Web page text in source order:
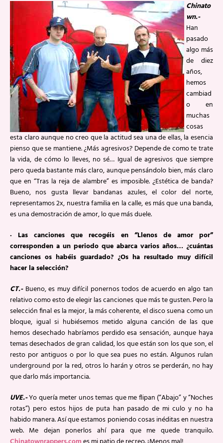
Chinato
wn.-
Han
pasado
algo más
de diez
años,
hemos
cambiad
o en
muchas
cosas
esta claro aunque no creo que la actitud sea una de ellas, la esencia
pienso que se mantiene. ¿Más agresivos? Depende de como te trate
la vida, de cómo lo lleves, no sé… Igual de agresivos que siempre
pero queda bastante más claro, aunque pensándolo bien, más claro
que en “Tras la reja de alambre” es imposible. ¿Estética de banda?
Bueno, nos gusta llevar bandanas azules, el color del norte,
representamos 2x, nuestra familia en la calle, es más que una banda,
es una demostración de amor, lo que más duele.
· Las canciones que recogéis en “Llenos de amor por”
corresponden a un periodo que abarca varios años… ¿cuántas
canciones os habéis guardado? ¿Os ha resultado muy difícil
hacer la selección?
CT.-Bueno, es muy difícil ponernos todos de acuerdo en algo tan
relativo como esto de elegir las canciones que más te gusten. Pero la
selección final es la mejor, la más coherente, el disco suena como un
bloque, igual si hubiésemos metido alguna canción de las que
hemos desechado habríamos perdido esa sensación, aunque haya
temas desechados de gran calidad, los que están son los que son, el
resto por antiguos o por lo que sea pues no están. Algunos rulan
underground por la red, otros lo harán y otros se perderán, no hay
que darlo más importancia.
UVE.-Yo quería meter unos temas que me flipan (“Abajo” y “Noches
rotas”) pero estos hijos de puta han pasado de mi culo y no ha
habido manera. Así que estamos poniendo cosas inéditas en nuestra
web. Me dejan ponerlos ahí para que me quede tranquilo.